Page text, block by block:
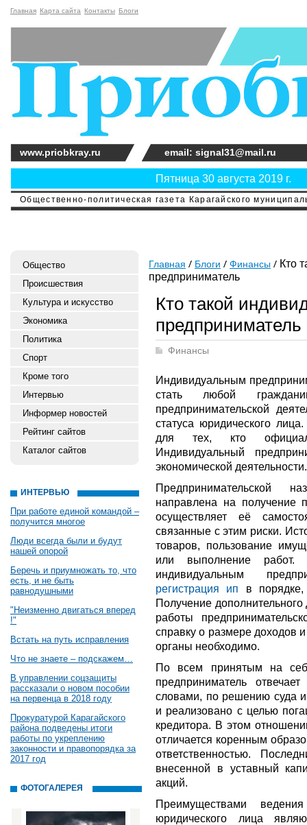
Главная Карта сайта Контакты Блоги
Общественно-политическая газета Карагайского
Пятница 30 августа 2019 г.
www.priobkray.ru email: signal31@mail.ru
Общество
Происшествия
Культура и искусство
Экономика
Политика
Спорт
Кроме того
Интервью
Информер новостей
Рейтинг сайтов
Каталог сайтов
ИНТЕРВЬЮ
При работе единой командой –
получится многое
Люди всегда были и будут
нашей опорой
Беречь и приумножать то, что
есть, и не быть
равнодушными
"Неизменно двигаться вперед
!"
Встать на путь исправления
Что не знаете – подскажем…
В управлении соцзащиты
рассказали о новом пособии
на первенца в 2018 году
Прокуратурой Карагайского
района подведены итоги
работы по укреплению
законности и правопорядка за
2017 год
ФОТОГАЛЕРЕЯ
Главная Блоги Финансы
Кто
предприниматель
Кто такой
предприниматель
Финансы
Индивидуальным
стать любой
предпринимательской
статуса юридического
для тех, кто
Индивидуальный
экономической деятельности.
Предпринимательской
направлена на получение
осуществляет её
связанные с этим риски.
товаров, пользование
или выполнение работ.
индивидуальным
регистрация ип в порядке,
Получение
работы
справку о размере доходов
органы необходимо.
По всем принятым на
предприниматель
словами, по решению суда
и реализовано с целью
кредитора. В этом
отличается коренным
ответственностью.
внесенной в уставный
акций.
Преимуществами
юридического лица